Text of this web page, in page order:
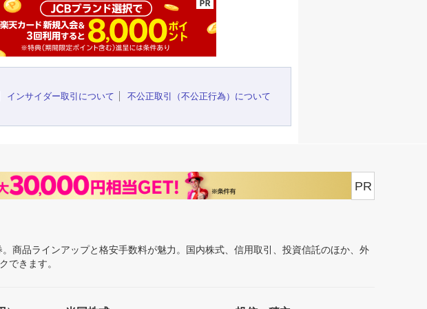
インサイダー取引について
不公正取引（不公正行為）について
PR
商品ラインアップと格安手数料が魅力。国内株式、信用取引、投資信託のほか、外
できます。